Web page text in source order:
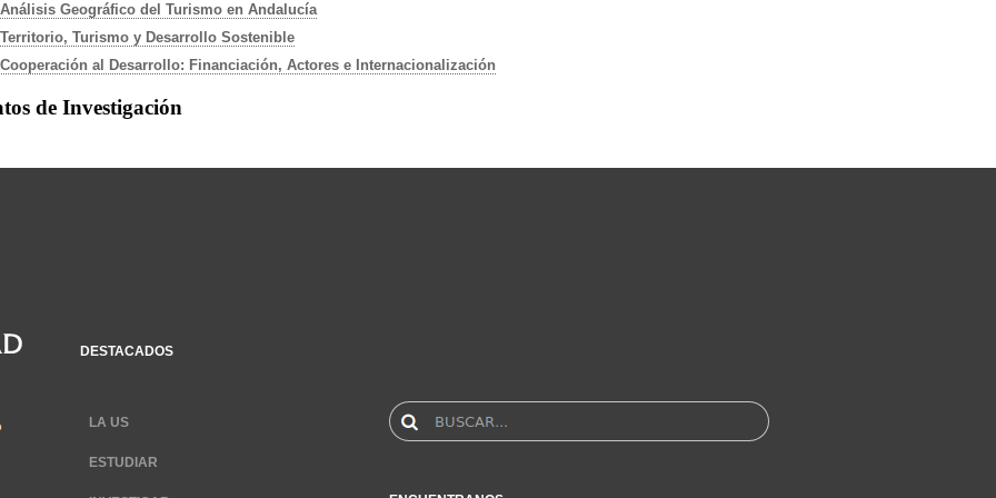
Análisis Geográfico del Turismo en Andalucía
Territorio, Turismo y Desarrollo Sostenible
Cooperación al Desarrollo: Financiación, Actores e Internacionalización
de Investigación
DESTACADOS
LA US
ESTUDIAR